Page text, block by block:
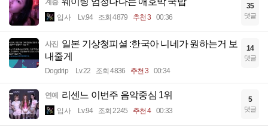
입사 Lv.94 조회 4879 추천 3 00:36
35
댓글
사진 일본 기상청피셜 :한국아 니네가 원하는거 보
내줄게
Dogdrip Lv.22 조회 4836 추천 3 00:34
14
댓글
연예 리센느 이번주 음악중심 1위
입사 Lv.94 조회 2245 추천 4 00:33
5
댓글